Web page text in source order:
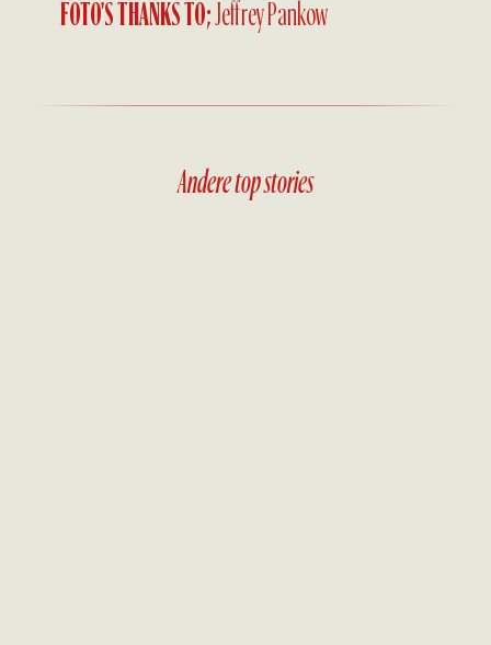
FOTO'S THANKS TO;Jeffrey Pankow
Andere top stories